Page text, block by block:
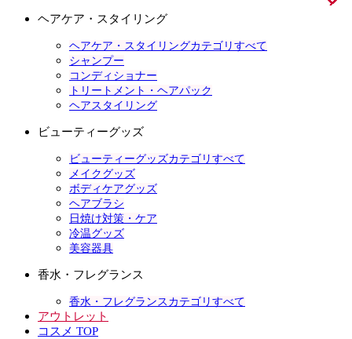
ヘアケア・スタイリング
ヘアケア・スタイリングカテゴリすべて
シャンプー
コンディショナー
トリートメント・ヘアパック
ヘアスタイリング
ビューティーグッズ
ビューティーグッズカテゴリすべて
メイクグッズ
ボディケアグッズ
ヘアブラシ
日焼け対策・ケア
冷温グッズ
美容器具
香水・フレグランス
香水・フレグランスカテゴリすべて
アウトレット
コスメ TOP